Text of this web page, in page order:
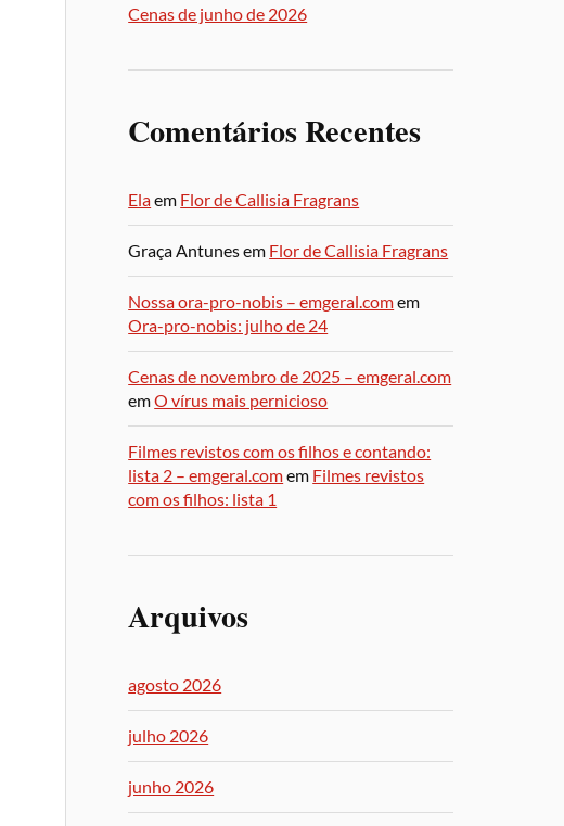
Cenas de junho de 2026
Comentários Recentes
Elaem Flor de Callisia Fragrans
Graça Antunesem Flor de Callisia Fragrans
Nossa ora-pro-nobis – emgeral.comem
Ora-pro-nobis: julho de 24
Cenas de novembro de 2025 – emgeral.com
emO vírus mais pernicioso
Filmes revistos com os filhos e contando:
lista 2 – emgeral.comem Filmes revistos
com os filhos: lista 1
Arquivos
agosto 2026
julho 2026
junho 2026